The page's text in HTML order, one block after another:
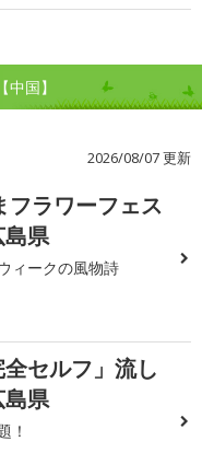
国】
2026/08/07 更新
フラワーフェス
島県
ィークの風物詩
セルフ」流し
島県
！